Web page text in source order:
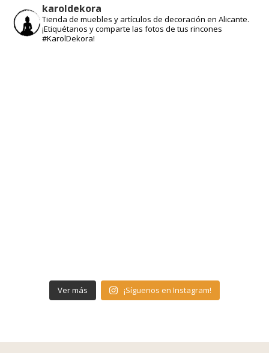
karoldekora
Tienda de muebles y artículos de decoración en Alicante.
¡Etiquétanos y comparte las fotos de tus rincones
#KarolDekora!
Ver más ¡Síguenos en Instagram!